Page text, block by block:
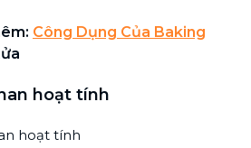
Công Dụng Của Baking
hoạt tính